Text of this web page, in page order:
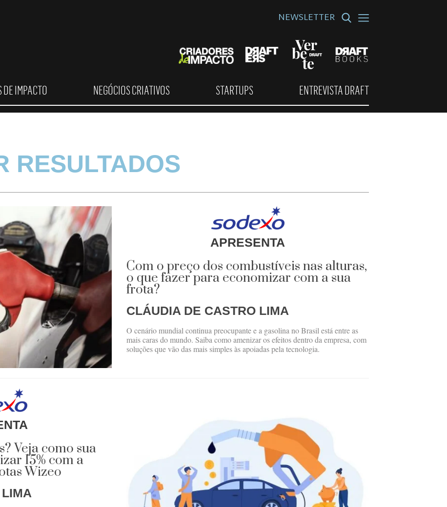
NEWSLETTER
DE IMPACTO NEGÓCIOS CRIATIVOS STARTUPS ENTREVISTA DRAFT
RESULTADOS
APRESENTA
Com o preço dos combustíveis nas alturas,
o que fazer para economizar com a sua
frota?
CLÁUDIA DE CASTRO LIMA
O cenário mundial continua preocupante e a gasolina no Brasil está entre as
mais caras do mundo. Saiba como amenizar os efeitos dentro da empresa, com
soluções que vão das mais simples às apoiadas pela tecnologia.
Veja como sua
15% com a
Wizeo